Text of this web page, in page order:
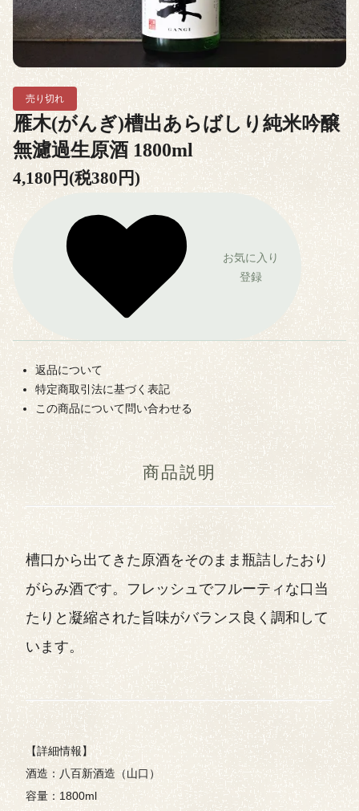
売り切れ
雁木(がんぎ)槽出あらばしり純米吟醸
無濾過生原酒 1800ml
4,180円(税380円)
お気に入り
登録
返品について
特定商取引法に基づく表記
この商品について問い合わせる
商品説明
槽口から出てきた原酒をそのまま瓶詰したおり
がらみ酒です。フレッシュでフルーティな口当
たりと凝縮された旨味がバランス良く調和して
います。
【詳細情報】
酒造：八百新酒造（山口）
容量：1800ml